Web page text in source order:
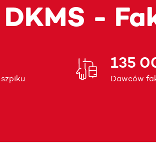
-
135
Dawców